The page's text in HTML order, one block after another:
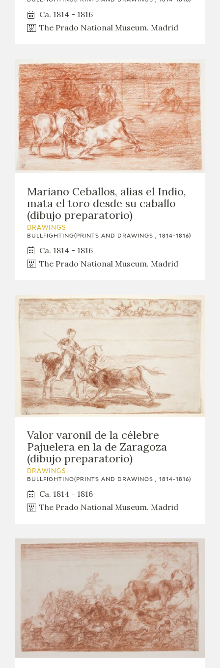
Ca. 1814 - 1816
The Prado National Museum. Madrid
Mariano Ceballos, alias el Indio,
mata el toro desde su caballo
(dibujo preparatorio)
DRAWINGS
BULLFIGHTING(PRINTS AND DRAWINGS , 1814-1816)
Ca. 1814 - 1816
The Prado National Museum. Madrid
Valor varonil de la célebre
Pajuelera en la de Zaragoza
(dibujo preparatorio)
DRAWINGS
BULLFIGHTING(PRINTS AND DRAWINGS , 1814-1816)
Ca. 1814 - 1816
The Prado National Museum. Madrid